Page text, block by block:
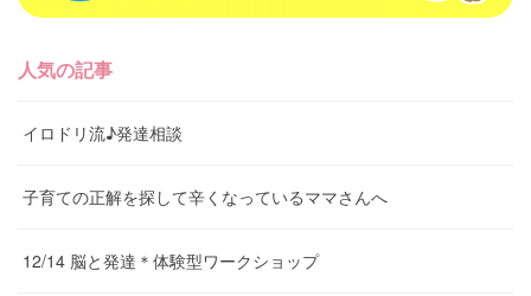
人気の記事
イロドリ流♪発達相談
子育ての正解を探して辛くなっているママさんへ
12/14 脳と発達＊体験型ワークショップ